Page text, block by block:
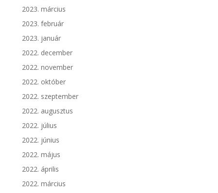
2023. március
2023. február
2023. január
2022. december
2022. november
2022. október
2022. szeptember
2022. augusztus
2022. július
2022. június
2022. május
2022. április
2022. március